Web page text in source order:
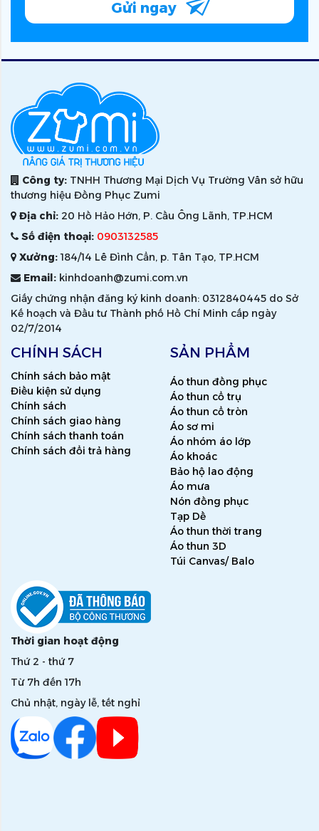
Gửi ngay
Công ty: TNHH Thương Mại Dịch Vụ Trường Vân sở hữu
thương hiệu Đồng Phục Zumi
Địa chỉ: 20 Hồ Hảo Hớn, P. Cầu Ông Lãnh, TP.HCM
Số điện thoại: 0903132585
Xưởng:184/14 Lê Đình Cẩn, p. Tân Tạo, TP.HCM
Email: kinhdoanh@zumi.com.vn
Giấy chứng nhận đăng ký kinh doanh: 0312840445 do Sở
Kế hoạch và Đầu tư Thành phố Hồ Chí Minh cấp ngày
02/7/2014
CHÍNH SÁCH
Chính sách bảo mật
Điều kiện sử dụng
Chính sách
Chính sách giao hàng
Chính sách thanh toán
Chính sách đổi trả hàng
SẢN PHẨM
Áo thun đồng phục
Áo thun cổ trụ
Áo thun cổ tròn
Áo sơ mi
Áo nhóm áo lớp
Áo khoác
Bảo hộ lao động
Áo mưa
Nón đồng phục
Tạp Dề
Áo thun thời trang
Áo thun 3D
Túi Canvas/ Balo
Thời gian hoạt động
Thứ 2 - thứ 7
Từ 7h đến 17h
Chủ nhật, ngày lễ, tết nghỉ